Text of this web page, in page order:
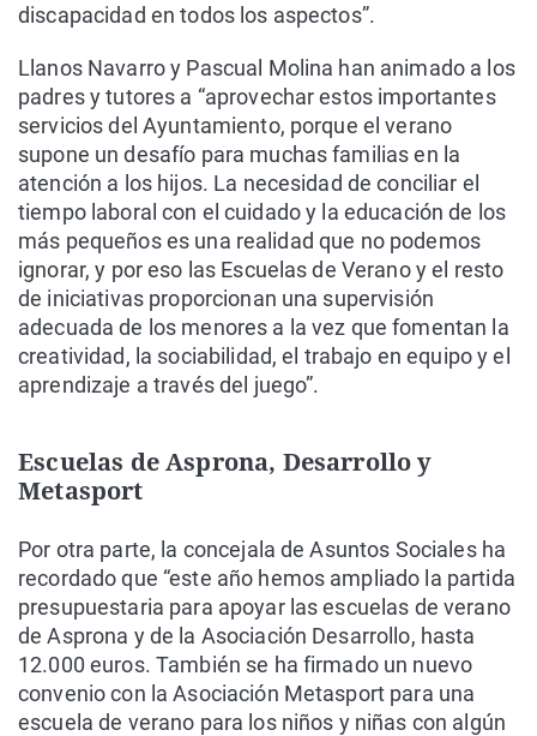
discapacidad en todos los aspectos”.
Llanos Navarro y Pascual Molina han animado a los
padres y tutores a “aprovechar estos importantes
servicios del Ayuntamiento, porque el verano
supone un desafío para muchas familias en la
atención a los hijos. La necesidad de conciliar el
tiempo laboral con el cuidado y la educación de los
más pequeños es una realidad que no podemos
ignorar, y por eso las Escuelas de Verano y el resto
de iniciativas proporcionan una supervisión
adecuada de los menores a la vez que fomentan la
creatividad, la sociabilidad, el trabajo en equipo y el
aprendizaje a través del juego”.
Escuelas de Asprona, Desarrollo y
Metasport
Por otra parte, la concejala de Asuntos Sociales ha
recordado que “este año hemos ampliado la partida
presupuestaria para apoyar las escuelas de verano
de Asprona y de la Asociación Desarrollo, hasta
12.000 euros. También se ha firmado un nuevo
convenio con la Asociación Metasport para una
escuela de verano para los niños y niñas con algún